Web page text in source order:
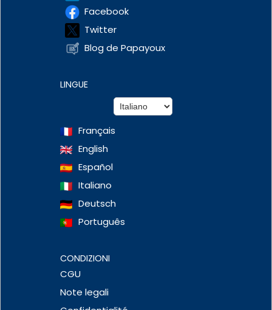
Facebook
Twitter
Blog de Papayoux
LINGUE
Français
English
Español
Italiano
Deutsch
Português
CONDIZIONI
CGU
Note legali